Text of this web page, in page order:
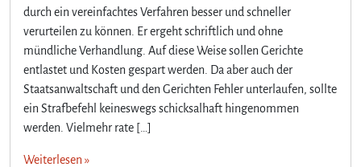
durch ein vereinfachtes Verfahren besser und schneller
verurteilen zu können. Er ergeht schriftlich und ohne
mündliche Verhandlung. Auf diese Weise sollen Gerichte
entlastet und Kosten gespart werden. Da aber auch der
Staatsanwaltschaft und den Gerichten Fehler unterlaufen, sollte
ein Strafbefehl keineswegs schicksalhaft hingenommen
werden. Vielmehr rate […]
Weiterlesen »